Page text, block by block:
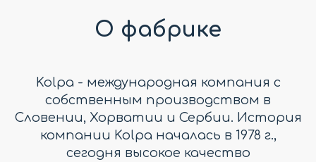
О фабрике
Kolpa - международная компания с
собственным производством в
Словении, Хорватии и Сербии. История
компании Kolpa началась в 1978 г.,
сегодня высокое качество